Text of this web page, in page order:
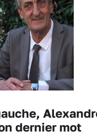
dernier mot